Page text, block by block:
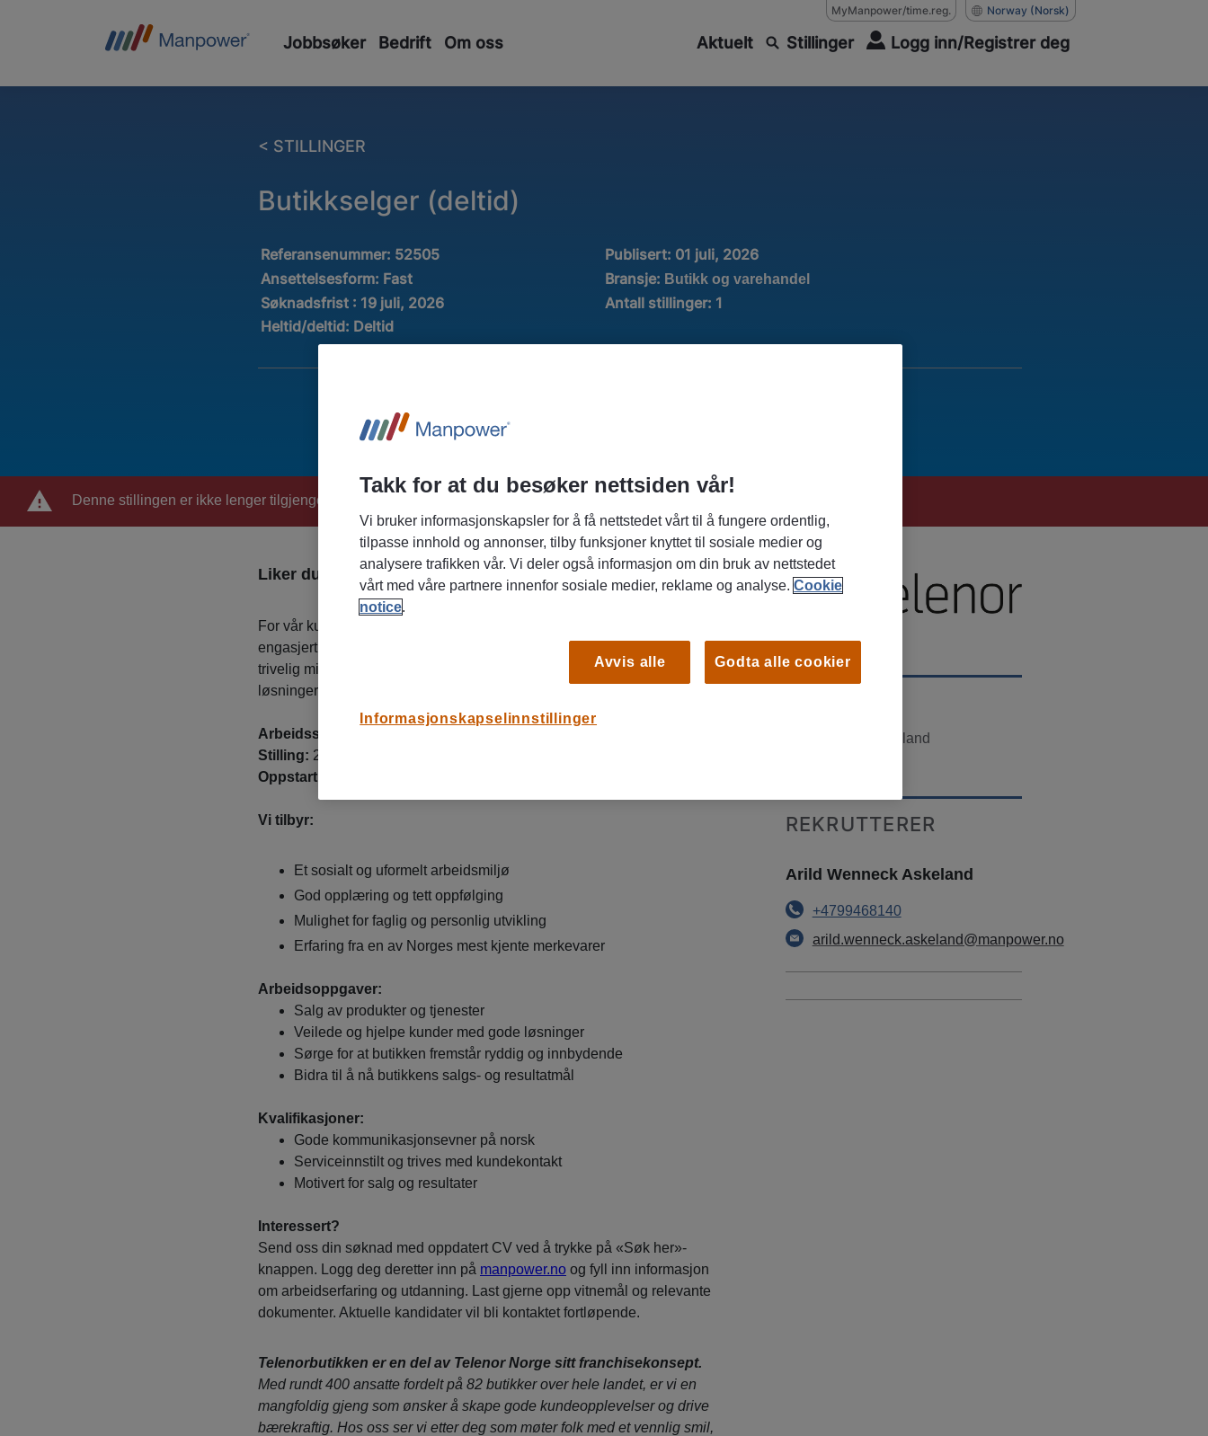
MyManpower/time.reg. Norway (Norsk)
Jobbsøker Bedrift Om oss Aktuelt Stillinger Logg inn/Registrer deg
< STILLINGER
Butikkselger (deltid)
Referansenummer: 52505 Publisert: 01 juli, 2026
Ansettelsesform: Fast Bransje: Butikk og varehandel
Søknadsfrist : 19 juli, 2026 Antall stillinger: 1
Heltid/deltid: Deltid
Denne stillingen er ikke lenger tilgjengelig
Liker du salg, mennesker og tempo?
For vår kunde Telenorbutikken søker vi etter en serviceinnstilt og
engasjert selger til en fast deltidsstilling på 25-30%. Du blir en del av et
trivelig miljø, hvor du hver dag får muligheten til å hjelpe kunder med
løsninger som gjør hverdagen deres enklere.
Arbeidssted:
Stilling: 25-30%
Oppstart:
Vi tilbyr:
Et sosialt og uformelt arbeidsmiljø
God opplæring og tett oppfølging
Mulighet for faglig og personlig utvikling
Erfaring fra en av Norges mest kjente merkevarer
Arbeidsoppgaver:
Salg av produkter og tjenester
Veilede og hjelpe kunder med gode løsninger
Sørge for at butikken fremstår ryddig og innbydende
Bidra til å nå butikkens salgs- og resultatmål
Kvalifikasjoner:
Gode kommunikasjonsevner på norsk
Serviceinnstilt og trives med kundekontakt
Motivert for salg og resultater
Interessert?
Send oss din søknad med oppdatert CV ved å trykke på «Søk her»-
knappen. Logg deg deretter inn på manpower.noog fyll inn informasjon
om arbeidserfaring og utdanning. Last gjerne opp vitnemål og relevante
dokumenter. Aktuelle kandidater vil bli kontaktet fortløpende.
Telenorbutikken er en del av Telenor Norge sitt franchisekonsept.
Med rundt 400 ansatte fordelt på 82 butikker over hele landet, er vi en
mangfoldig gjeng som ønsker å skape gode kundeopplevelser og drive
bærekraftig. Hos oss ser vi etter deg som møter folk med et vennlig smil,
Haugesund, Rogaland
REKRUTTERER
Arild Wenneck Askeland
+4799468140
arild.wenneck.askeland@manpower.no
Takk for at du besøker nettsiden vår!
Vi bruker informasjonskapsler for å få nettstedet vårt til å fungere ordentlig,
tilpasse innhold og annonser, tilby funksjoner knyttet til sosiale medier og
analysere trafikken vår. Vi deler også informasjon om din bruk av nettstedet
vårt med våre partnere innenfor sosiale medier, reklame og analyse.Cookie
notice.
Informasjonskapselinnstillinger
Avvis alle Godta alle cookier